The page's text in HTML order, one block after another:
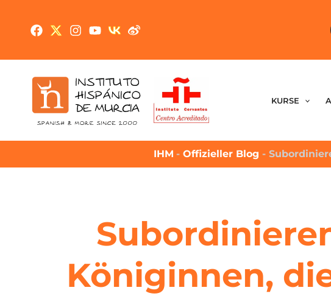
KURSE
IHM - Offizieller Blog -
Königinnen,